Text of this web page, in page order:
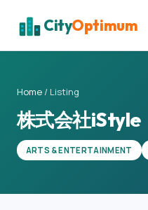
CityOptimum
Home / Listing
株式会社iStyle
ARTS & ENTERTAINMENT